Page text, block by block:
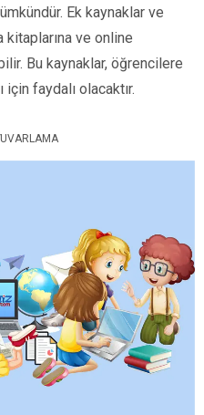
Ek kaynaklar ve
ve online
Bu kaynaklar, öğrencilere
için faydalı olacaktır.